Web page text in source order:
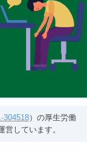
304518）の厚生労働
しています。